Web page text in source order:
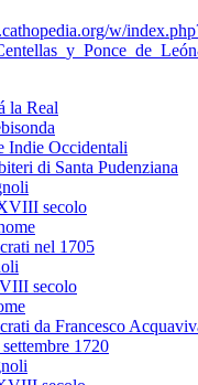
w/
la Real
Indie Occidentali
di Santa Pudenziana
secolo
nel 1705
secolo
da Francesco
1720